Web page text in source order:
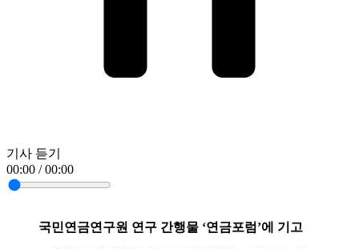
기사 듣기
00:00 / 00:00
국민연금연구원 연구 간행물 ‘연금포럼’에 기고